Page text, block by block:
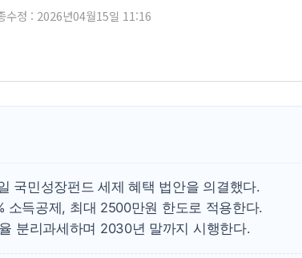
[베트남 증
'월가의 황
우크라 드론
동해해경, 독
주한미군 "
수정 : 2026년04월15일 11:16
국민성장펀드 세제 혜택 법안을 의결했다.
소득공제, 최대 2500만원 한도로 적용한다.
분리과세하며 2030년 말까지 시행한다.